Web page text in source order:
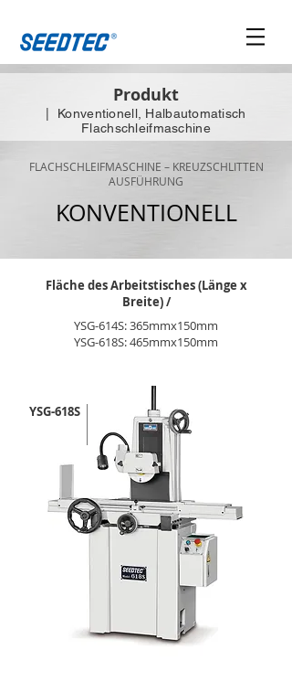
Produkt
| Konventionell, Halbautomatisch
Flachschleifmaschine
FLACHSCHLEIFMASCHINE – KREUZSCHLITTEN
AUSFÜHRUNG
KONVENTIONELL
Fläche des Arbeitstisches (Länge x
Breite) /
YSG-614S: 365mmx150mm
YSG-618S: 465mmx150mm
YSG-618S